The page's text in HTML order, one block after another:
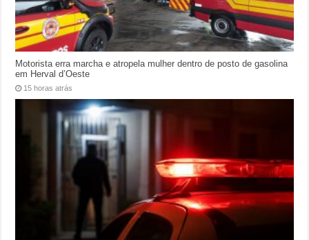
Motorista erra marcha e atropela mulher dentro de posto de gasolina
em Herval d’Oeste
15 horas atrás